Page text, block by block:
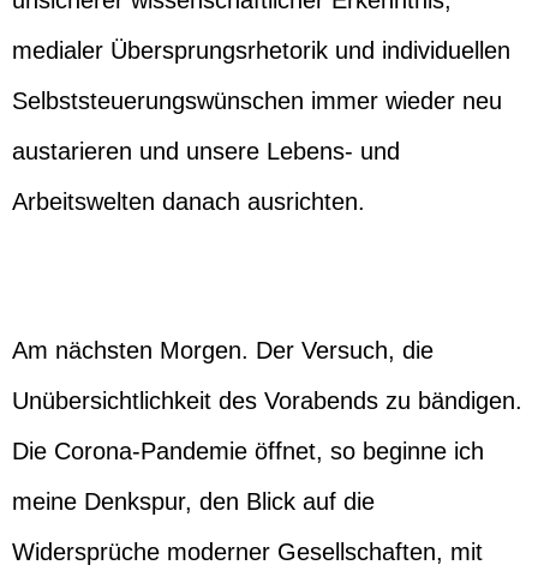
medialer Übersprungsrhetorik und individuellen
Selbststeuerungswünschen immer wieder neu
austarieren und unsere Lebens- und
Arbeitswelten danach ausrichten.
Am nächsten Morgen. Der Versuch, die
Unübersichtlichkeit des Vorabends zu bändigen.
Die Corona-Pandemie öffnet, so beginne ich
meine Denkspur, den Blick auf die
Widersprüche moderner Gesellschaften, mit